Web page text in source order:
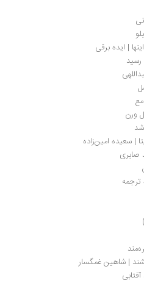
| ایده برقی
ورن
| سعیده امین‌زاده
صابری
| شاهین غمگسار